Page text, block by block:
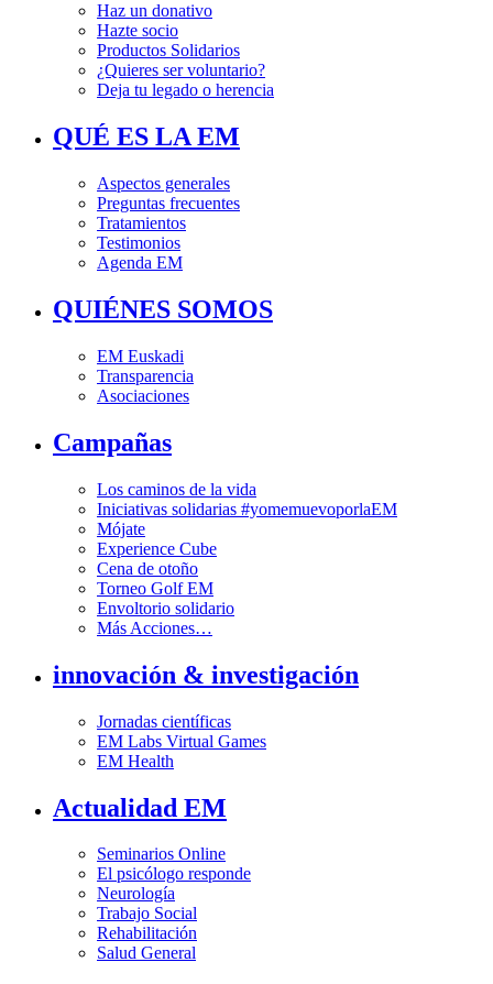
Haz un donativo
Hazte socio
Productos Solidarios
¿Quieres ser voluntario?
Deja tu legado o herencia
QUÉ ES LA EM
Aspectos generales
Preguntas frecuentes
Tratamientos
Testimonios
Agenda EM
QUIÉNES SOMOS
EM Euskadi
Transparencia
Asociaciones
Campañas
Los caminos de la vida
Iniciativas solidarias #yomemuevoporlaEM
Mójate
Experience Cube
Cena de otoño
Torneo Golf EM
Envoltorio solidario
Más Acciones…
innovación & investigación
Jornadas científicas
EM Labs Virtual Games
EM Health
Actualidad EM
Seminarios Online
El psicólogo responde
Neurología
Trabajo Social
Rehabilitación
Salud General